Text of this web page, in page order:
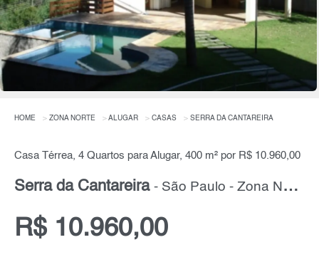
HOME ZONA NORTE ALUGAR CASAS SERRA DA CANTAREIRA
Casa Térrea, 4 Quartos para Alugar, 400 m² por R$ 10.960,00
Serra da Cantareira - São Paulo - Zona Norte
R$ 10.960,00